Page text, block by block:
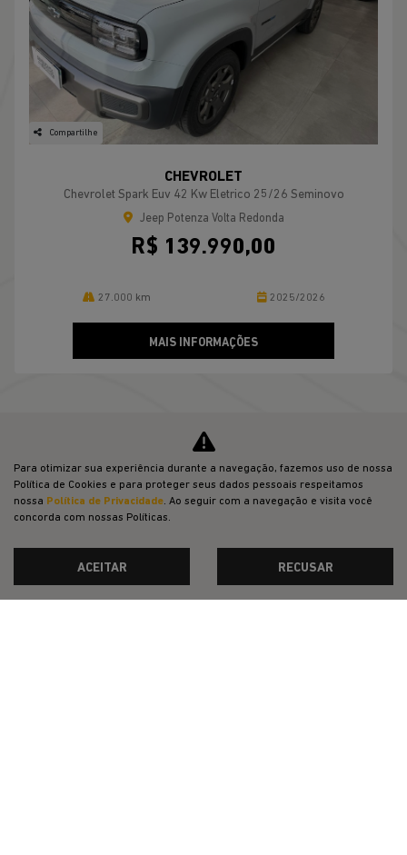
Compartilhe
CHEVROLET
Chevrolet Spark Euv 42 Kw Eletrico 25/26 Seminovo
Jeep Potenza Volta Redonda
R$ 139.990,00
27.000 km 2025/2026
MAIS INFORMAÇÕES
VER TODOS OS VEÍCULOS RELACIONADOS
Para otimizar sua experiência durante a navegação, fazemos uso de nossa
Política de Cookies e para proteger seus dados pessoais respeitamos
nossa Política de Privacidade. Ao seguir com a navegação e visita você
concorda com nossas Políticas.
ACEITAR RECUSAR